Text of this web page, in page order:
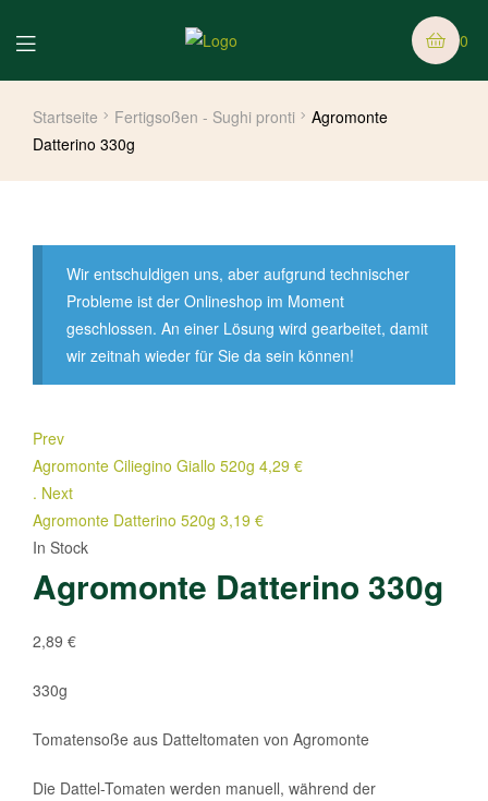
0
Startseite Fertigsoßen - Sughi pronti
Agromonte
Datterino 330g
Wir entschuldigen uns, aber aufgrund technischer
Probleme ist der Onlineshop im Moment
geschlossen. An einer Lösung wird gearbeitet, damit
wir zeitnah wieder für Sie da sein können!
Prev
Agromonte Ciliegino Giallo 520g 4,29 €
. Next
Agromonte Datterino 520g 3,19 €
In Stock
Agromonte Datterino 330g
2,89 €
330g
Tomatensoße aus Datteltomaten von Agromonte
Die Dattel-Tomaten werden manuell, während der